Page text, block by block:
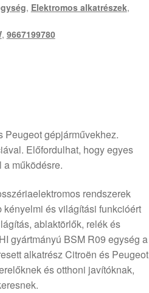
, Elektromos alkatrészek,
, 9667199780
Peugeot gépjárművekhez.
Előfordulhat, hogy egyes
működésre.
rendszerek
és világítási funkcióért
ablaktörlők, relék és
gyártmányú BSM R09 egység a
alkatrész Citroën és Peugeot
és otthoni javítóknak,